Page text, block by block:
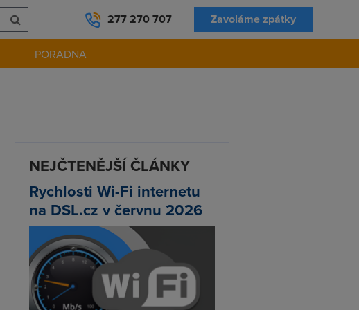
277 270 707 Zavoláme zpátky
PORADNA
NEJČTENĚJŠÍ ČLÁNKY
Rychlosti Wi-Fi internetu
na DSL.cz v červnu 2026